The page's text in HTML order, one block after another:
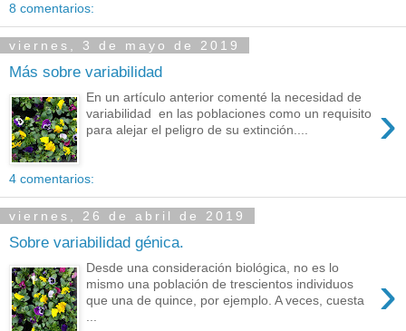
8 comentarios:
viernes, 3 de mayo de 2019
Más sobre variabilidad
›
En un artículo anterior comenté la necesidad de
variabilidad en las poblaciones como un requisito
para alejar el peligro de su extinción....
4 comentarios:
viernes, 26 de abril de 2019
Sobre variabilidad génica.
›
Desde una consideración biológica, no es lo
mismo una población de trescientos individuos
que una de quince, por ejemplo. A veces, cuesta
...